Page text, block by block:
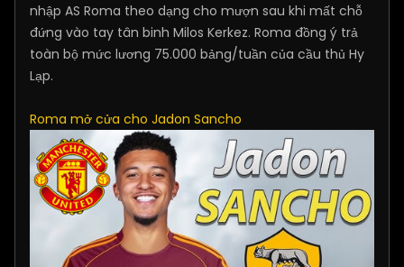
nhập AS Roma theo dạng cho mượn sau khi mất chỗ
đứng vào tay tân binh Milos Kerkez. Roma đồng ý trả
toàn bộ mức lương 75.000 bảng/tuần của cầu thủ Hy
Lạp.
Roma mở cửa cho Jadon Sancho